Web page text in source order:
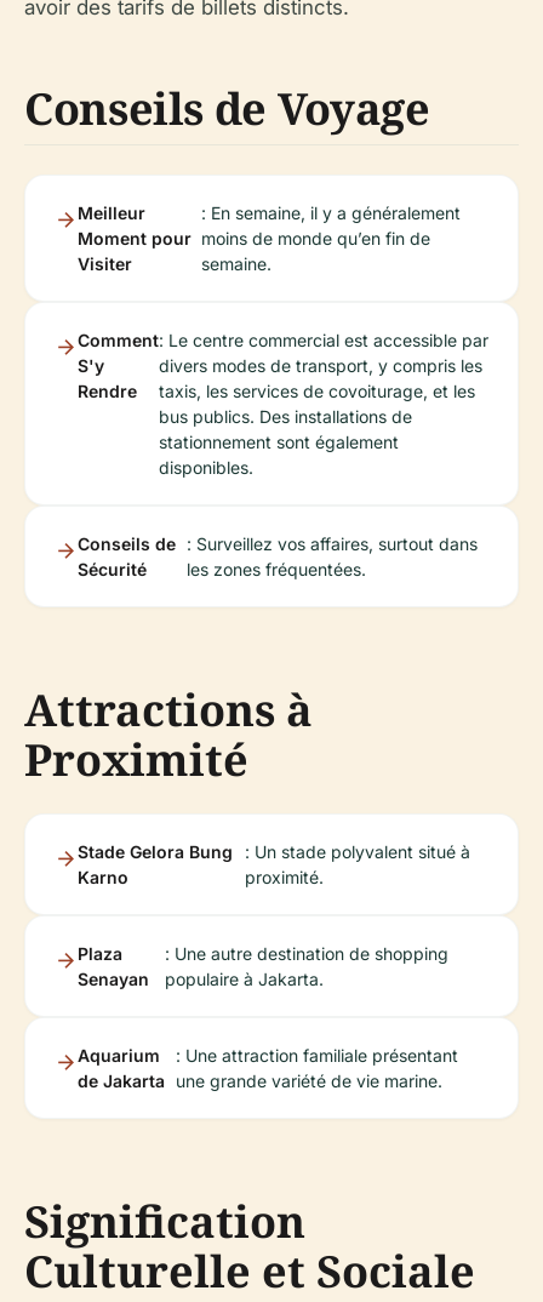
avoir des tarifs de billets distincts.
Conseils de Voyage
Meilleur
Moment pour
Visiter
: En semaine, il y a généralement
moins de monde qu’en fin de
semaine.
Comment
S'y
Rendre
: Le centre commercial est accessible par
divers modes de transport, y compris les
taxis, les services de covoiturage, et les
bus publics. Des installations de
stationnement sont également
disponibles.
Conseils de
Sécurité
: Surveillez vos affaires, surtout dans
les zones fréquentées.
Attractions à
Proximité
Stade Gelora Bung
Karno
: Un stade polyvalent situé à
proximité.
Plaza
Senayan
: Une autre destination de shopping
populaire à Jakarta.
Aquarium
de Jakarta
: Une attraction familiale présentant
une grande variété de vie marine.
Signification
Culturelle et Sociale